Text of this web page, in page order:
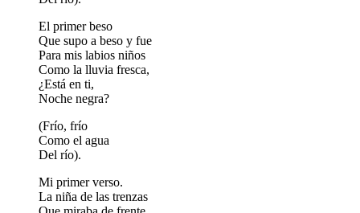
El primer beso
Que supo a beso y fue
Para mis labios niños
Como la lluvia fresca,
¿Está en ti,
Noche negra?
(Frío, frío
Como el agua
Del río).
Mi primer verso.
La niña de las trenzas